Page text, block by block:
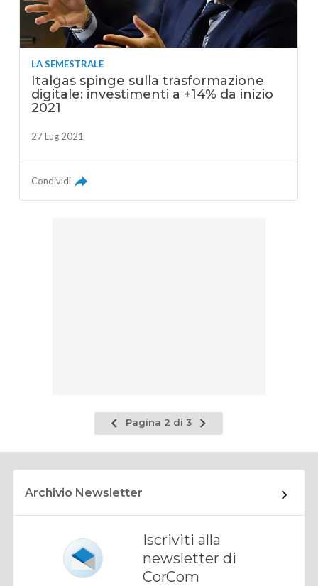
LA SEMESTRALE
Italgas spinge sulla trasformazione
digitale: investimenti a +14% da inizio
2021
27 Lug 2021
Condividi
Pagina
precedente
Pagina 2 di 3
Pagina
successiva
Archivio Newsletter
Iscriviti alla
newsletter di
CorCom